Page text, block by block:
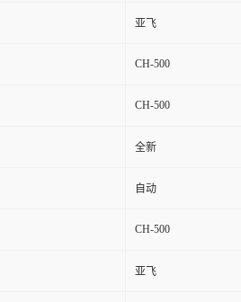
亚飞
CH-500
CH-500
全新
自动
CH-500
亚飞